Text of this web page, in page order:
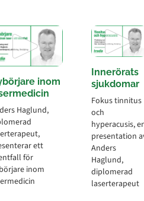
inom
Haglund,
ett
för
inom
Innerörats
sjukdomar
Fokus tinnitus
och
hyperacusis,
presentation
Anders
Haglund,
diplomerad
laserterapeut